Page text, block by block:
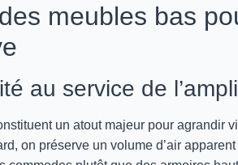
meubles bas
au service de
un atout majeur pour agrandir
on préserve un volume d’air